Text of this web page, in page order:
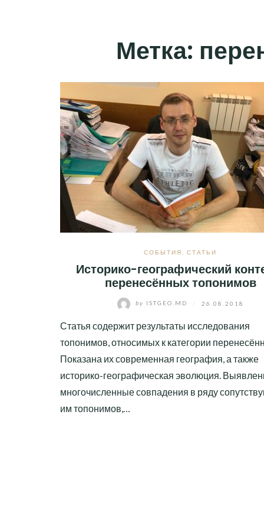
Метка:
СОБЫТИЯ ,СТАТЬИ
Историко-географический
перенесённых топонимов
by ISTGEO.MD 26.08.2018
Статья содержит результаты исследования
топонимов, относимых к категории
Показана их современная география, а также
историко-географическая эволюция.
многочисленные совпадения в ряду
им топонимов,…